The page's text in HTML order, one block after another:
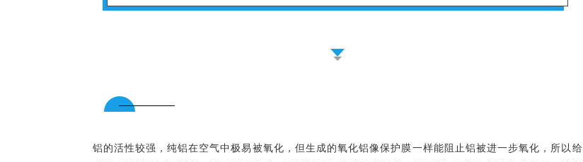
铝的活性较强，纯铝在空气中极易被氧化，但生成的氧化铝像保护膜一样能阻止铝被进一步氧化，所以给